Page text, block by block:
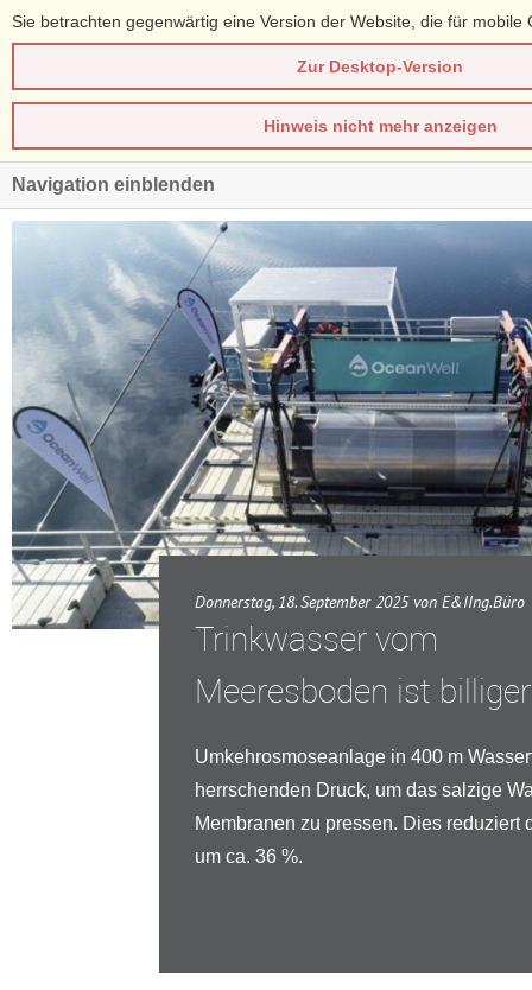
Sie betrachten gegenwärtig eine Version der Website, die für mobile
Zur Desktop-Version
Hinweis nicht mehr anzeigen
Navigation einblenden
Donnerstag, 18. September 2025 von E&IIng.Büro
Trinkwasser vom
Meeresboden ist billiger
Umkehrosmoseanlage in 400 m
herrschenden Druck, um das salzige
Membranen zu pressen. Dies reduziert
um ca. 36 %.